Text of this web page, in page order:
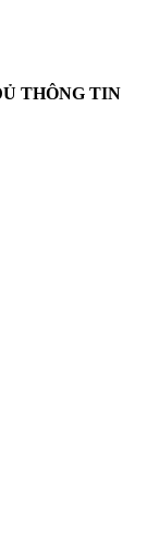
THÔNG TIN